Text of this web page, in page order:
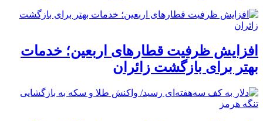
افزایش ظرفیت قطارهای اربعین؛ خدمات
بهتر برای بازگشت زائران